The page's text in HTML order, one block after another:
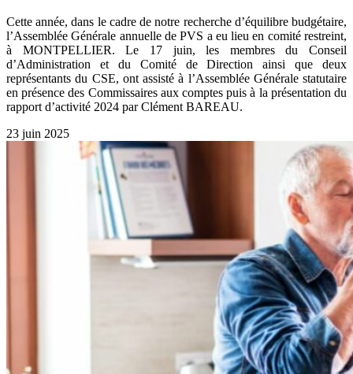
Cette année, dans le cadre de notre recherche d’équilibre budgétaire,
l’Assemblée Générale annuelle de PVS a eu lieu en comité restreint,
à MONTPELLIER. Le 17 juin, les membres du Conseil
d’Administration et du Comité de Direction ainsi que deux
représentants du CSE, ont assisté à l’Assemblée Générale statutaire
en présence des Commissaires aux comptes puis à la présentation du
rapport d’activité 2024 par Clément BAREAU.
23 juin 2025